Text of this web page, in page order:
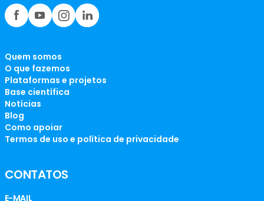
Quem somos
O que fazemos
Plataformas e projetos
Base científica
Notícias
Blog
Como apoiar
Termos de uso e política de privacidade
CONTATOS
E-MAIL